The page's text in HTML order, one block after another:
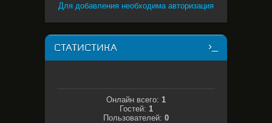
Для добавления необходима авторизация
СТАТИСТИКА
Онлайн всего: 1
Гостей: 1
Пользователей: 0